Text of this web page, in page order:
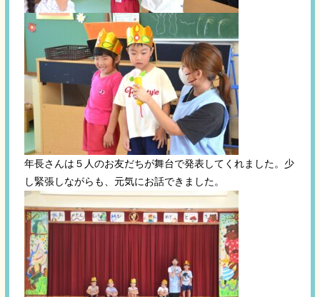
年長さんは５人のお友だちが舞台で発表してくれました。少
し緊張しながらも、元気にお話できました。